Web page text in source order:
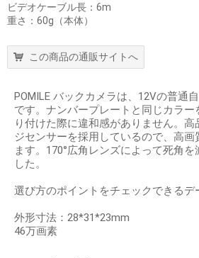
ビデオケーブル長：6m
重さ：60g（本体）
この商品の通販サイトへ
POMILE バックカメラは、12Vの普通
です。ナンバープレートと同じカラー
り付けた際に違和感がありません。高
ジセンサーを採用しているので、高
ます。170°広角レンズによって死角
した。
選び方のポイントをチェックできるデ
外形寸法：28*31*23mm
46万画素